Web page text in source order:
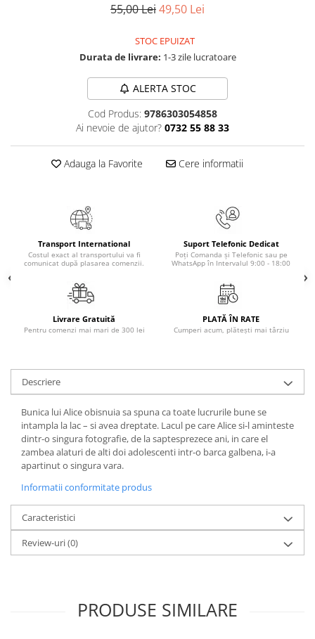
Medicina & Farmacie
Starea de bine
Terapii Alternative
AudioBook
Biografii, Memorii, Jurnale
Carti erotice
Crime, Thriller, Mistery
Literatura Universala
Poezie
Romane de dragoste, Carti
romantice
Senzatii/Dragoste
Senzatii/Erotic
Senzatii/Suspans
55,00 Lei49,50 Lei
STOC EPUIZAT
Durata de livrare: 1-3 zile lucratoare
ALERTA STOC
Cod Produs: 9786303054858
Ai nevoie de ajutor? 0732 55 88 33
Adauga la Favorite Cere informatii
Transport International
Costul exact al transportului va fi
comunicat după plasarea comenzii.
Suport Telefonic Dedicat
Poți Comanda și Telefonic sau pe
WhatsApp în Intervalul 9:00 - 18:00
Livrare Gratuită
Pentru comenzi mai mari de 300 lei
PLATĂ ÎN RATE
Cumperi acum, plătești mai târziu
Descriere
Bunica lui Alice obisnuia sa spuna ca toate lucrurile bune se
intampla la lac – si avea dreptate. Lacul pe care Alice si-l aminteste
dintr-o singura fotografie, de la saptesprezece ani, in care el
zambea alaturi de alti doi adolescenti intr-o barca galbena, i-a
apartinut o singura vara.
Informatii conformitate produs
Caracteristici
Review-uri(0)
PRODUSE SIMILARE